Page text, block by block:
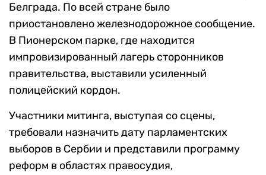
Белграда. По всей стране было
приостановлено железнодорожное сообщение.
В Пионерском парке, где находится
импровизированный лагерь сторонников
правительства, выставили усиленный
полицейский кордон.
Участники митинга, выступая со сцены,
требовали назначить дату парламентских
выборов в Сербии и представили программу
реформ в областях правосудия,